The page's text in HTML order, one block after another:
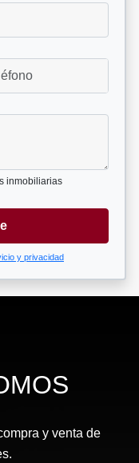
inmobiliarias
y privacidad
y venta de